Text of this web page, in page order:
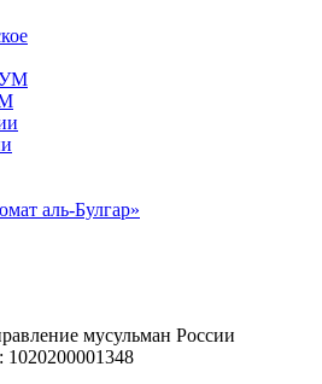
аль-Булгар»
мусульман России